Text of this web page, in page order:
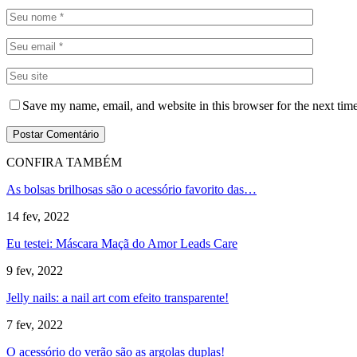
Save my name, email, and website in this browser for the next
CONFIRA TAMBÉM
As bolsas brilhosas são o acessório favorito das…
14 fev, 2022
Eu testei: Máscara Maçã do Amor Leads Care
9 fev, 2022
Jelly nails: a nail art com efeito transparente!
7 fev, 2022
O acessório do verão são as argolas duplas!